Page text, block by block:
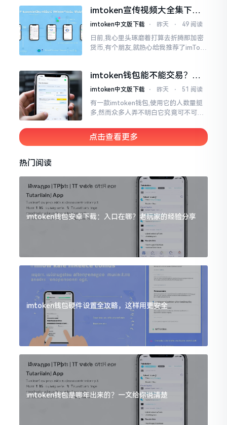
一个“钱包”而已
imtoken宣传视频大全集下
载，新手看完就懂怎么用
imtoken中文版下载 ⋅ 昨天 ⋅ 49 阅读
日前,我心里头琢磨着打算去折腾那加密
货币,有个朋友,就热心给我推荐了imTok
imtoken钱包能不能交易？一
文说清楚
imtoken中文版下载 ⋅ 昨天 ⋅ 51 阅读
有一款imtoken钱包,使用它的人数量挺
多,然而众多人弄不明白它究竟可不可以
钱包和交易所原本就是不同的事物,像是
存钱罐与菜市场那般
点击查看更多
热门阅读
imtoken钱包安卓下载：入口在哪？老玩家的经验分享
imtoken钱包硬件设置全攻略，这样用更安全
imtoken钱包是哪年出来的？一文给你说清楚